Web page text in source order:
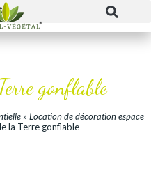
gonflable
» Location de décoration espace
la Terre gonflable